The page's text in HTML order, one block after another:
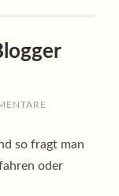
so fragt man
oder